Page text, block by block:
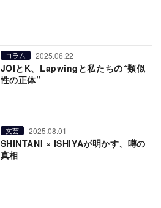
コラム 2025.06.22
JOIとK、Lapwingと私たちの“類似
性の正体”
文芸 2025.08.01
SHINTANI × ISHIYAが明かす、噂の
真相